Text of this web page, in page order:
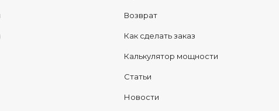
Возврат
Как сделать заказ
Калькулятор мощности
Статьи
Новости